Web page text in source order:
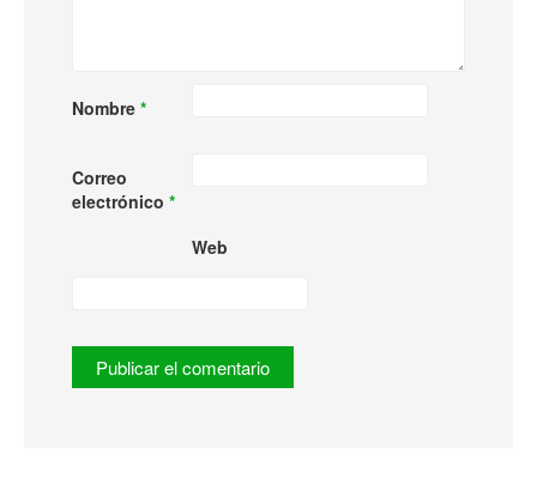
Nombre *
Correo
electrónico *
Web